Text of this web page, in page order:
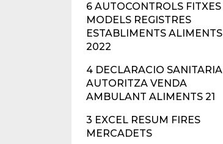
6 AUTOCONTROLS FITXES
MODELS REGISTRES
ESTABLIMENTS ALIMENTS
2022
4 DECLARACIO SANITARIA
AUTORITZA VENDA
AMBULANT ALIMENTS 21
3 EXCEL RESUM FIRES
MERCADETS